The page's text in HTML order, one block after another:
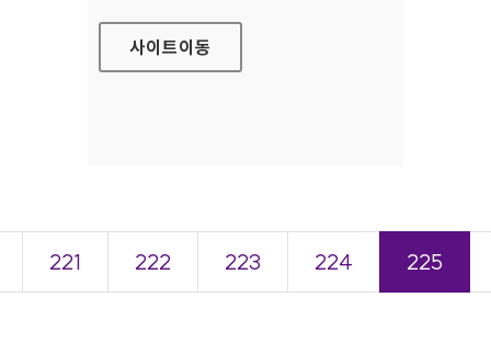
사이트이동
221 222 223 224 225